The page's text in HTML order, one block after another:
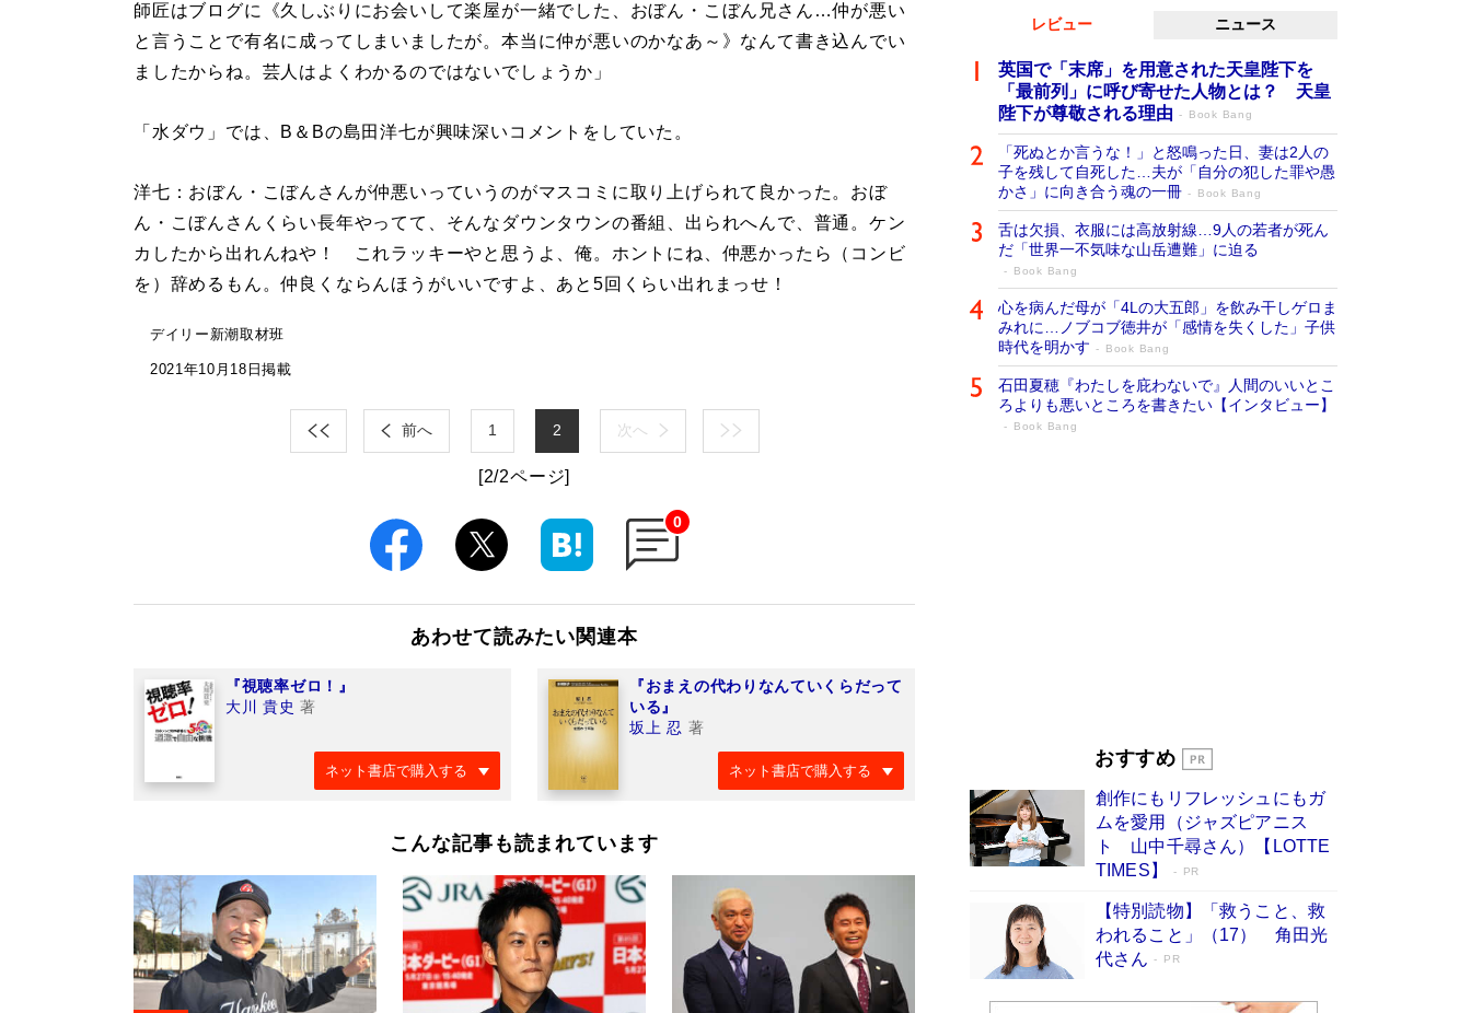
師匠はブログに《久しぶりにお会いして楽屋が一緒でした、おぼん・こぼん兄さん…仲が悪い
と言うことで有名に成ってしまいましたが。本当に仲が悪いのかなあ～》なんて書き込んでい
ましたからね。芸人はよくわかるのではないでしょうか」
「水ダウ」では、B＆Bの島田洋七が興味深いコメントをしていた。
洋七：おぼん・こぼんさんが仲悪いっていうのがマスコミに取り上げられて良かった。おぼ
ん・こぼんさんくらい長年やってて、そんなダウンタウンの番組、出られへんで、普通。ケン
カしたから出れんねや！ これラッキーやと思うよ、俺。ホントにね、仲悪かったら（コンビ
を）辞めるもん。仲良くならんほうがいいですよ、あと5回くらい出れまっせ！
デイリー新潮取材班
2021年10月18日掲載
前へ 1 2 次へ
[2/2ページ]
0
あわせて読みたい関連本
『視聴率ゼロ！』
大川 貴史 著
ネット書店で購入する
『おまえの代わりなんていくらだって
いる』
坂上 忍 著
ネット書店で購入する
こんな記事も読まれています
レビュー ニュース
英国で「末席」を用意された天皇陛下を
「最前列」に呼び寄せた人物とは？ 天皇
陛下が尊敬される理由
Book Bang
「死ぬとか言うな！」と怒鳴った日、妻は2人の
子を残して自死した…夫が「自分の犯した罪や愚
かさ」に向き合う魂の一冊
Book Bang
舌は欠損、衣服には高放射線…9人の若者が死ん
だ「世界一不気味な山岳遭難」に迫る
Book Bang
心を病んだ母が「4Lの大五郎」を飲み干しゲロま
みれに…ノブコブ徳井が「感情を失くした」子供
時代を明かす
Book Bang
石田夏穂『わたしを庇わないで』人間のいいとこ
ろよりも悪いところを書きたい【インタビュー】
Book Bang
和田秀樹の70代、80代向け新書がベスト3を独
占 上半期1位にも選出［新書ベストセラー］
Book Bang
おすすめ
創作にもリフレッシュにもガ
ムを愛用（ジャズピアニス
ト 山中千尋さん）【LOTTE
TIMES】
PR
【特別読物】「救うこと、救
われること」（17） 角田光
代さん
PR